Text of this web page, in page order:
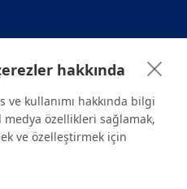
bilgilendirme amaçlıdır.
mutlaka doktoruza ya da bir sağlık
hakkında
kullanımı hakkında bilgi
medya özellikleri sağlamak,
ve özelleştirmek için